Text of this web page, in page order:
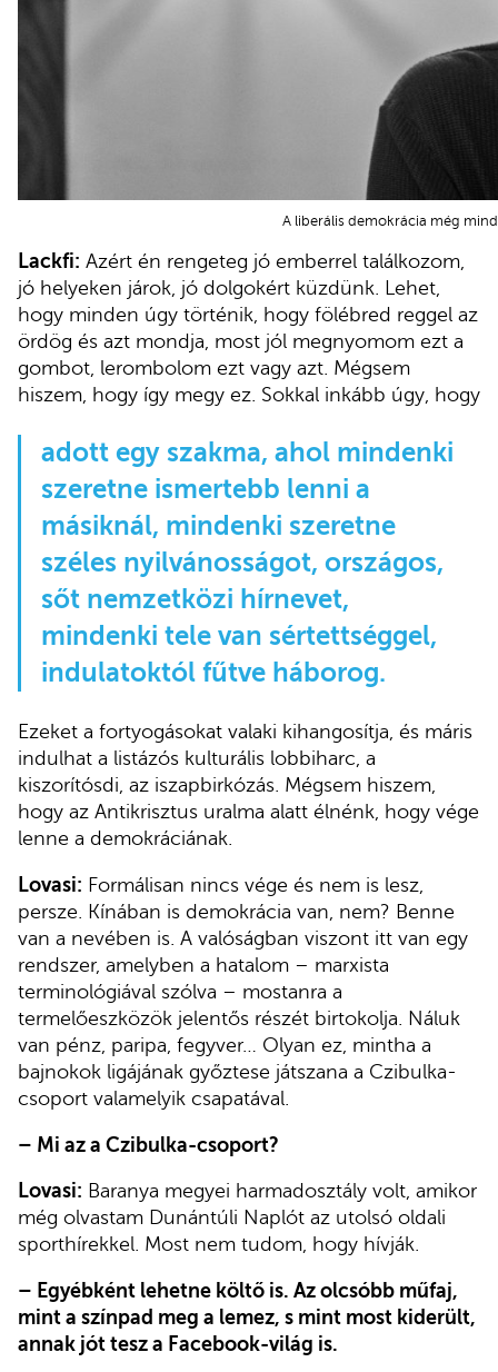
A liberális demokrácia még
Lackfi: Azért én rengeteg jó emberrel találkozom,
jó helyeken járok, jó dolgokért küzdünk. Lehet,
hogy minden úgy történik, hogy fölébred reggel az
ördög és azt mondja, most jól megnyomom ezt a
gombot, lerombolom ezt vagy azt. Mégsem
hiszem, hogy így megy ez. Sokkal inkább úgy, hogy
adott egy szakma, ahol mindenki
szeretne ismertebb lenni a
másiknál, mindenki szeretne
széles nyilvánosságot, országos,
sőt nemzetközi hírnevet,
mindenki tele van sértettséggel,
indulatoktól fűtve háborog.
Ezeket a fortyogásokat valaki kihangosítja, és máris
indulhat a listázós kulturális lobbiharc, a
kiszorítósdi, az iszapbirkózás. Mégsem hiszem,
hogy az Antikrisztus uralma alatt élnénk, hogy vége
lenne a demokráciának.
Lovasi: Formálisan nincs vége és nem is lesz,
persze. Kínában is demokrácia van, nem? Benne
van a nevében is. A valóságban viszont itt van egy
rendszer, amelyben a hatalom – marxista
terminológiával szólva – mostanra a
termelőeszközök jelentős részét birtokolja. Náluk
van pénz, paripa, fegyver… Olyan ez, mintha a
bajnokok ligájának győztese játszana a Czibulka-
csoport valamelyik csapatával.
– Mi az a Czibulka-csoport?
Lovasi: Baranya megyei harmadosztály volt, amikor
még olvastam Dunántúli Naplót az utolsó oldali
sporthírekkel. Most nem tudom, hogy hívják.
– Egyébként lehetne költő is. Az olcsóbb műfaj,
mint a színpad meg a lemez, s mint most kiderült,
annak jót tesz a Facebook-világ is.